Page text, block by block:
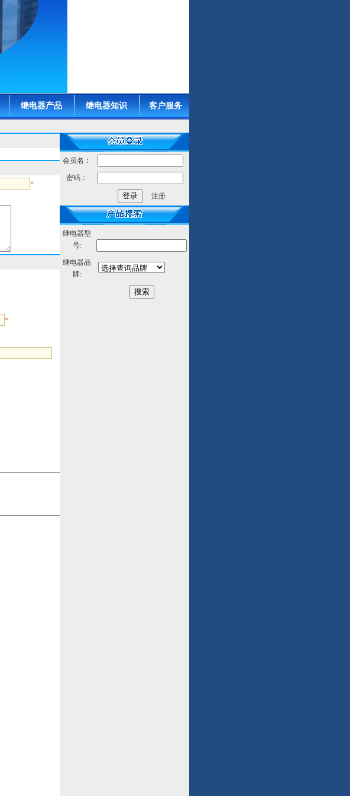
继电器产品 继电器知识 客户服务
*
*
会员名：
密码：
注册
继电器型
号:
继电器品
牌: